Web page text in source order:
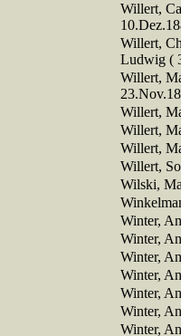
Willert,
Willert,
Ludwig (
Willert,
Willert,
Willert,
Willert,
Willert,
Wilski,
Winter,
Winter,
Winter,
Winter,
Winter,
Winter,
Winter,